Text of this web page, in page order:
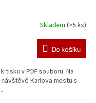
Skladem (>5 ks)
Do košíku
tisku v PDF souboru. Na
Karlova mostu s